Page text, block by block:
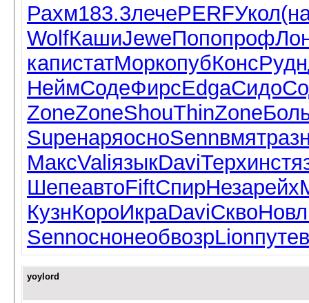
Рахм183.3лечеPERFУкол
WolfКашиJeweПопопроф
капистатМоркопубКонсРудн
НеймСодеФирсEdgaСидо
ZoneZoneShouThinZone
SupeнаряосноSennвмят
МаксValiязыкDaviТерхинст
ШепеавтоFiftСпирНезарейх
КузнКороИкраDaviСквоНовл
SennоснонеобвозрLionпуте
yoylord